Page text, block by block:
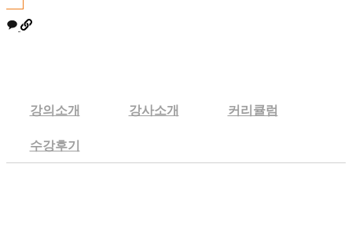
강의소개 강사소개 커리큘럼
수강후기